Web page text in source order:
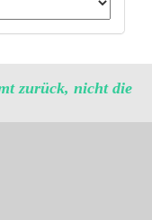
zurück, nicht die